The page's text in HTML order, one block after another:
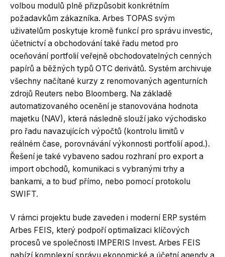
volbou modulů plně přizpůsobit konkrétním
požadavkům zákazníka. Arbes TOPAS svým
uživatelům poskytuje kromě funkcí pro správu investic,
účetnictví a obchodování také řadu metod pro
oceňování portfolií veřejně obchodovatelných cenných
papírů a běžných typů OTC derivátů. Systém archivuje
všechny načítané kurzy z renomovaných agenturních
zdrojů Reuters nebo Bloomberg. Na základě
automatizovaného ocenění je stanovována hodnota
majetku (NAV), která následně slouží jako východisko
pro řadu navazujících výpočtů (kontrolu limitů v
reálném čase, porovnávání výkonnosti portfolií apod.).
Řešení je také vybaveno sadou rozhraní pro export a
import obchodů, komunikaci s vybranými trhy a
bankami, a to buď přímo, nebo pomocí protokolu
SWIFT.
V rámci projektu bude zaveden i moderní ERP systém
Arbes FEIS, který podpoří optimalizaci klíčových
procesů ve společnosti IMPERIS Invest. Arbes FEIS